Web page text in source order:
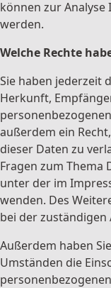
können zur
werden.
Welche Rechte
Sie haben jederzeit
Herkunft,
außerdem ein
dieser Daten zu
Fragen zum Thema
unter der im
wenden. Des
bei der
Außerdem haben
Umständen die